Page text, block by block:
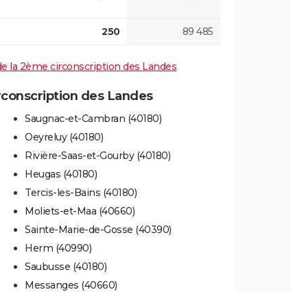
250 89 485
la 2ème circonscription des Landes
des Landes
Saugnac-et-Cambran (40180)
Oeyreluy (40180)
Rivière-Saas-et-Gourby (40180)
Heugas (40180)
Tercis-les-Bains (40180)
Moliets-et-Maa (40660)
Sainte-Marie-de-Gosse (40390)
Herm (40990)
Saubusse (40180)
Messanges (40660)